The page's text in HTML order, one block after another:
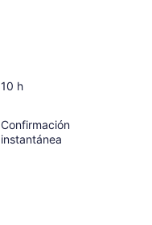
10 h
Confirmación
instantánea